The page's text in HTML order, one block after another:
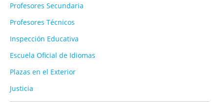
Profesores Secundaria
Profesores Técnicos
Inspección Educativa
Escuela Oficial de Idiomas
Plazas en el Exterior
Justicia